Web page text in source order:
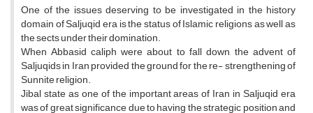
One of the issues deserving to be investigated in the history
domain of Saljuqid era is the status of Islamic religions as well as
the sects under their domination.
When Abbasid caliph were about to fall down, the advent of
Saljuqids in Iran provided the ground for the re- strengthening of
Sunnite religion.
Jibal state as one of the important areas of Iran in Saljuqid era
was of great significance due to having the strategic position and